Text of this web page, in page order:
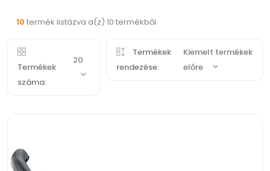
10 termék listázva a(z) 10 termékből
Termékek
száma:
20
Termékek
rendezése:
Kiemelt termékek
előre